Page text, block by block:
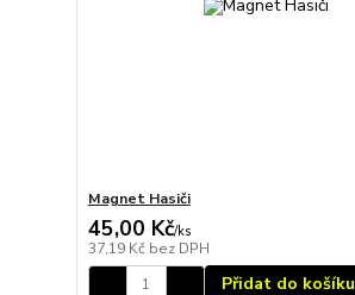
Magnet Hasiči
45,00 Kč/ks
37,19 Kč bez DPH
Přidat do košíku